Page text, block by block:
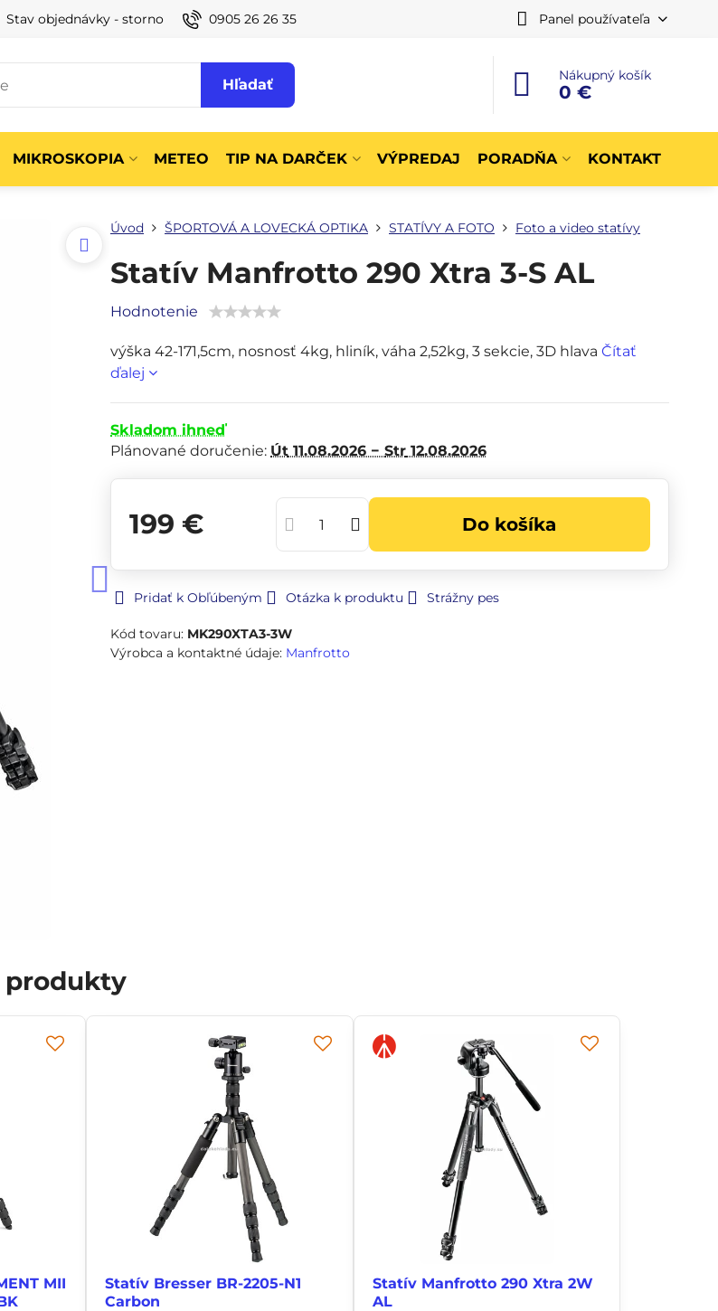
Stav objednávky - storno 0905 26 26 35 Panel používateľa
Hľadať
Nákupný košík
0 €
MIKROSKOPIA METEO TIP NA DARČEK VÝPREDAJ PORADŇA KONTAKT
Úvod ŠPORTOVÁ A LOVECKÁ OPTIKA STATÍVY A FOTO Foto a video statívy
Statív Manfrotto 290 Xtra 3-S AL
Hodnotenie
výška 42-171,5cm, nosnosť 4kg, hliník, váha 2,52kg, 3 sekcie, 3D hlava Čítať
ďalej
Skladom ihneď
Plánované doručenie: Út 11.08.2026 − Str 12.08.2026
199 € Do košíka
Pridať k Obľúbeným Otázka k produktu Strážny pes
Kód tovaru: MK290XTA3-3W
Výrobca a kontaktné údaje: Manfrotto
produkty
MII
Statív Bresser BR-2205-N1
Carbon
Statív Manfrotto 290 Xtra 2W
AL